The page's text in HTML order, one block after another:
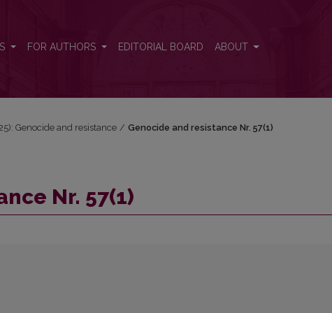
FOR AUTHORS EDITORIAL BOARD ABOUT
Genocide and resistance / Genocide and resistance Nr. 57(1)
Nr. 57(1)